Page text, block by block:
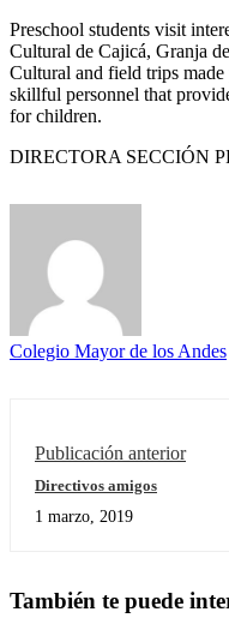
Preschool students visit
Cultural de Cajicá, Granja
Cultural and field trips
skillful personnel that
for children.
DIRECTORA SECCIÓN
Colegio Mayor de los Andes
Publicación anterior
Directivos amigos
1 marzo, 2019
También te puede